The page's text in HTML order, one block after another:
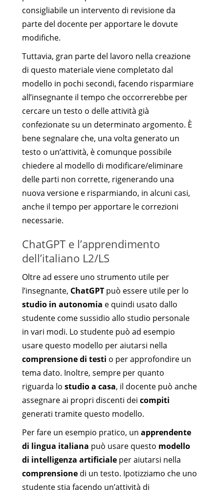
consigliabile un intervento di revisione da
parte del docente per apportare le dovute
modifiche.
Tuttavia, gran parte del lavoro nella creazione
di questo materiale viene completato dal
modello in pochi secondi, facendo risparmiare
all’insegnante il tempo che occorrerebbe per
cercare un testo o delle attività già
confezionate su un determinato argomento. È
bene segnalare che, una volta generato un
testo o un’attività, è comunque possibile
chiedere al modello di modificare/eliminare
delle parti non corrette, rigenerando una
nuova versione e risparmiando, in alcuni casi,
anche il tempo per apportare le correzioni
necessarie.
ChatGPT e l’apprendimento
dell’italiano L2/LS
Oltre ad essere uno strumento utile per
l’insegnante, ChatGPT può essere utile per lo
studio in autonomia e quindi usato dallo
studente come sussidio allo studio personale
in vari modi. Lo studente può ad esempio
usare questo modello per aiutarsi nella
comprensione di testi o per approfondire un
tema dato. Inoltre, sempre per quanto
riguarda lo studio a casa, il docente può anche
assegnare ai propri discenti dei compiti
generati tramite questo modello.
Per fare un esempio pratico, un apprendente
di lingua italiana può usare questo modello
di intelligenza artificiale per aiutarsi nella
comprensione di un testo. Ipotizziamo che uno
studente stia facendo un’attività di